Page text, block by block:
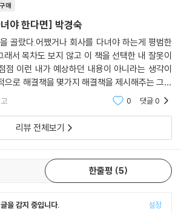
. 이유는 바로 ‘예측 불가능성’ 때문이다. 브래디
진행한 ‘중역 원숭이 실험’은 예측 불가능성
위험하다는 것을 보여준다. 예측 불가능한 상황
험 후 위궤양으로 모두 죽었지만, 통제 불가능한
은 위궤양조차 걸리지 않았다. 결국 업무 무기
한 상황에 처해지면 업무 성격이나 직급을 떠나
이다.
유는, 일뿐 아니라 일상 전체를 무기력하게 만들
합리하거나 억울한 상황에 놓인 직장인이 주말
누워만 있는 배경에는 바로 업무 무기력이 있다.
자존감을 떨어뜨리고, 자괴감을 키우며, ‘할 수 없
구매
야 한다면] 박경숙
골랐다.어쨌거나 회사를 다녀야 하는게 평범한
래서 목차도 보지 않고 이 책을 선택한 내 잘못이
점 이런 내가 예상하던 내용이 아니라는 생각이
으로 해결책을 몇가지 해결책을 제시해주는 그런
웬걸, 이 책의 내용은 무기력의 메커니즘에 대한
0 댓글0
리뷰 전체보기
한줄평 5
을 감지 중입니다. 설정